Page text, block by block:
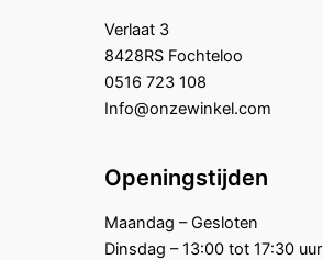
Verlaat 3
8428RS Fochteloo
0516 723 108
Info@onzewinkel.com
Openingstijden
Maandag – Gesloten
Dinsdag – 13:00 tot 17:30 uur